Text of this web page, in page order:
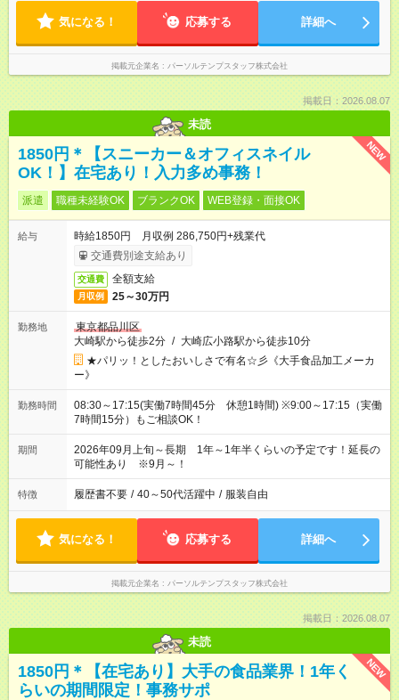
気になる！ 応募する 詳細へ
掲載元企業名 パーソルテンプスタッフ株式会社
掲載日：2026.08.07
未読
NEW
1850円＊【スニーカー＆オフィスネイル
OK！】在宅あり！入力多め事務！
派遣 職種未経験OK ブランクOK WEB登録・面接OK
給与
時給1850円 月収例 286,750円+残業代
交通費別途支給あり
交通費 全額支給
月収例 25～30万円
勤務地
東京都品川区
大崎駅から徒歩2分 / 大崎広小路駅から徒歩10分
★パリッ！としたおいしさで有名☆彡《大手食品加工メーカ
ー》
勤務時間
08:30～17:15(実働7時間45分 休憩1時間) ※9:00～17:15（実働
7時間15分）もご相談OK！
期間
2026年09月上旬～長期 1年～1年半くらいの予定です！延長の
可能性あり ※9月～！
特徴 履歴書不要 / 40～50代活躍中 / 服装自由
気になる！ 応募する 詳細へ
掲載元企業名 パーソルテンプスタッフ株式会社
掲載日：2026.08.07
未読
NEW
1850円＊【在宅あり】大手の食品業界！1年く
らいの期間限定！事務サポ